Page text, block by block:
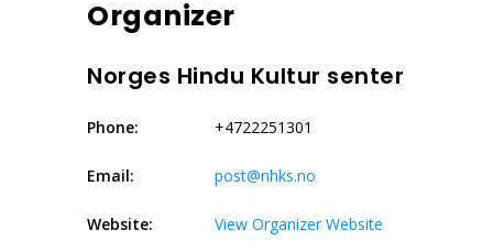
Organizer
Norges Hindu Kultur senter
Phone: +4722251301
Email: post@nhks.no
Website: View Organizer Website